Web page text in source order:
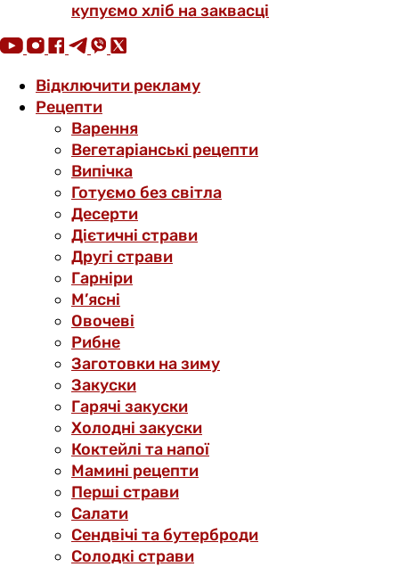
купуємо хліб на заквасці
Відключити рекламу
Рецепти
Варення
Вегетаріанські рецепти
Випічка
Готуємо без світла
Десерти
Дієтичні страви
Другі страви
Гарніри
М’ясні
Овочеві
Рибне
Заготовки на зиму
Закуски
Гарячі закуски
Холодні закуски
Коктейлі та напої
Мамині рецепти
Перші страви
Салати
Сендвічі та бутерброди
Солодкі страви